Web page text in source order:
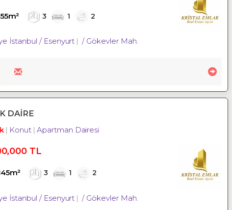
3 1 2
İstanbul / Esenyurt / Gökevler Mah.
DAİRE
Konut Apartman Dairesi
TL
3 1 2
İstanbul / Esenyurt / Gökevler Mah.